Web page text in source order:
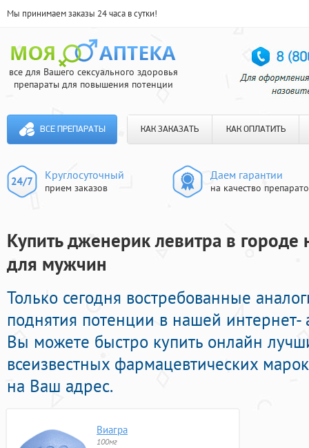
Мы принимаем заказы 24 часа в сутки!
все для Вашего сексуального здоровья
препараты для повышения потенции
ВСЕ ПРЕПАРАТЫ КАК ЗАКАЗАТЬ КАК ОПЛАТИТЬ
Круглосуточный
прием заказов
Даем гарантии
на качество
Купить дженерик левитра в городе
для мужчин
Только сегодня востребованные
поднятия потенции в нашей интернет-
Вы можете быстро купить онлайн
всеизвестных фармацевтических
на Ваш адрес.
Виагра
100мг